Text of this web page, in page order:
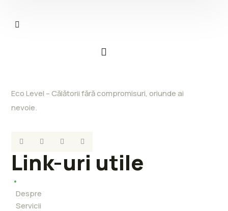
Eco Level – Călătorii fără compromisuri, oriunde ai
nevoie.
Link-uri utile
Despre
Servicii